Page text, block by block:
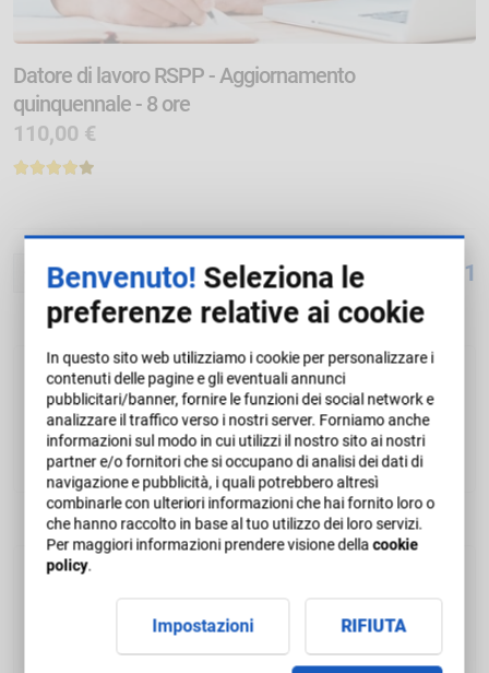
Datore di lavoro RSPP - Aggiornamento
quinquennale - 8 ore
110,00 €
1 Corsi: 1 - 1 su 1
Carrello
Il suo carrello è vuoto.
Hai un coupon di sconto? Inserisci il codice:
Benvenuto! Seleziona le
preferenze relative ai cookie
In questo sito web utilizziamo i cookie per personalizzare i
contenuti delle pagine e gli eventuali annunci
pubblicitari/banner, fornire le funzioni dei social network e
analizzare il traffico verso i nostri server. Forniamo anche
informazioni sul modo in cui utilizzi il nostro sito ai nostri
partner e/o fornitori che si occupano di analisi dei dati di
navigazione e pubblicità, i quali potrebbero altresì
combinarle con ulteriori informazioni che hai fornito loro o
che hanno raccolto in base al tuo utilizzo dei loro servizi.
Per maggiori informazioni prendere visione dellacookie
policy.
Impostazioni RIFIUTA